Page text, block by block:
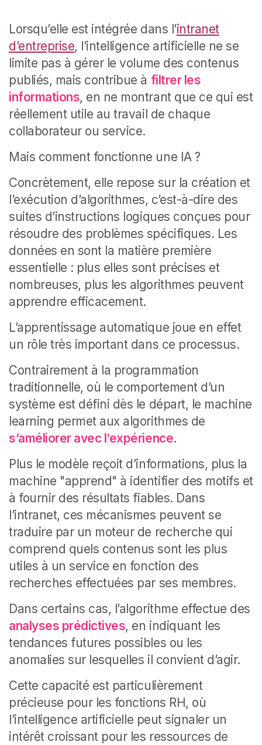
Lorsqu’elle est intégrée dans l’intranet
d’entreprise, l’intelligence artificielle ne se
limite pas à gérer le volume des contenus
publiés, mais contribue à filtrer les
informations, en ne montrant que ce qui est
réellement utile au travail de chaque
collaborateur ou service.
Mais comment fonctionne une IA ?
Concrètement, elle repose sur la création et
l’exécution d’algorithmes, c’est-à-dire des
suites d’instructions logiques conçues pour
résoudre des problèmes spécifiques. Les
données en sont la matière première
essentielle : plus elles sont précises et
nombreuses, plus les algorithmes peuvent
apprendre efficacement.
L’apprentissage automatique joue en effet
un rôle très important dans ce processus.
Contrairement à la programmation
traditionnelle, où le comportement d’un
système est défini dès le départ, le machine
learning permet aux algorithmes de
s’améliorer avec l’expérience.
Plus le modèle reçoit d’informations, plus la
machine "apprend" à identifier des motifs et
à fournir des résultats fiables. Dans
l’intranet, ces mécanismes peuvent se
traduire par un moteur de recherche qui
comprend quels contenus sont les plus
utiles à un service en fonction des
recherches effectuées par ses membres.
Dans certains cas, l’algorithme effectue des
analyses prédictives, en indiquant les
tendances futures possibles ou les
anomalies sur lesquelles il convient d’agir.
Cette capacité est particulièrement
précieuse pour les fonctions RH, où
l’intelligence artificielle peut signaler un
intérêt croissant pour les ressources de